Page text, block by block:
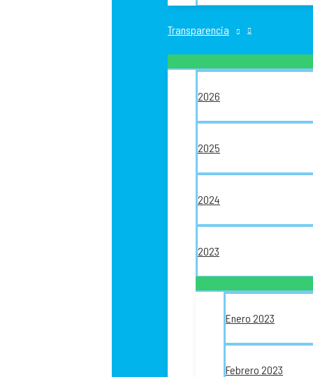
Transparencia
2026
2025
2024
2023
Enero 2023
Febrero 2023